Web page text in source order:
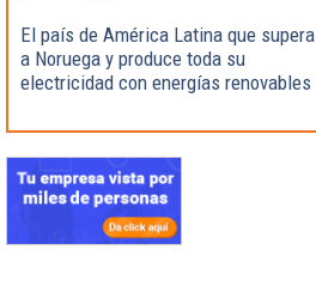
El país de América Latina que supera
a Noruega y produce toda su
electricidad con energías renovables